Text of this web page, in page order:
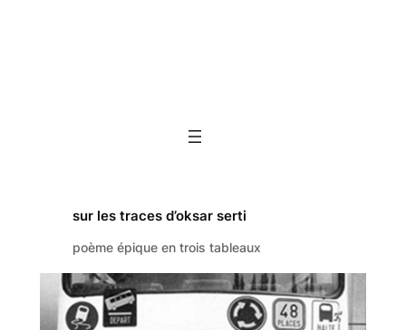
sur les traces d’oksar serti
poème épique en trois tableaux